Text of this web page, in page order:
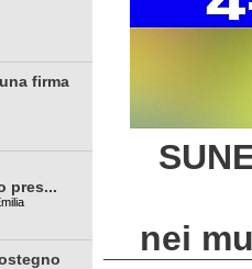
firma
pres...
nei